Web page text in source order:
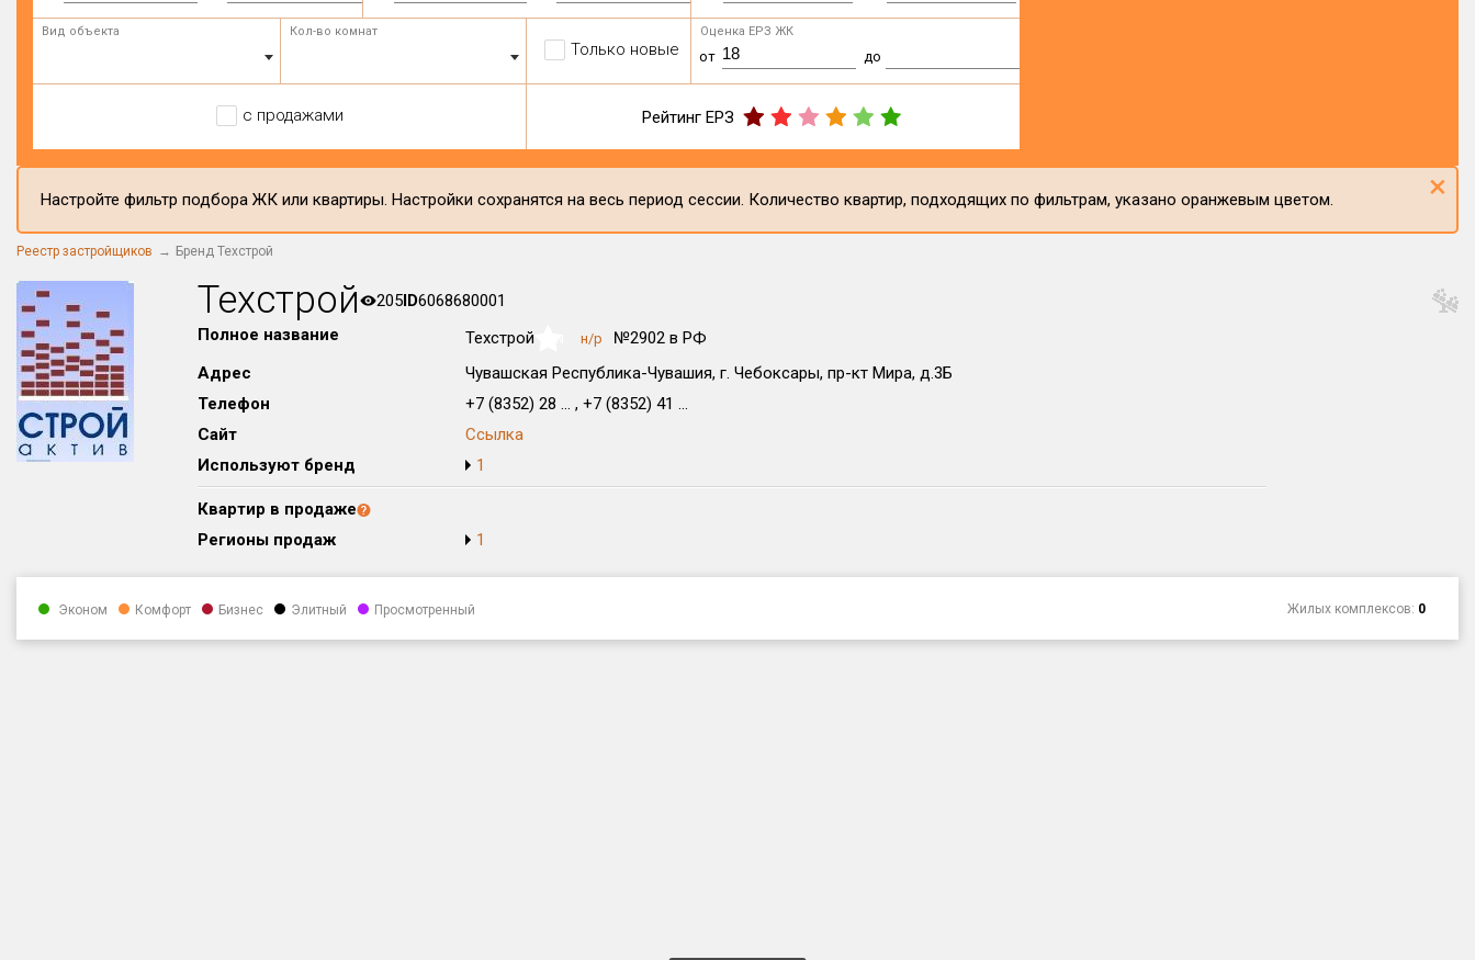
Вид объекта Кол-во комнат
Только новые
Оценка ЕРЗ ЖК
от до
с продажами Рейтинг ЕРЗ
Настройте фильтр подбора ЖК или квартиры. Настройки сохранятся на весь период сессии. Количество квартир, подходящих по фильтрам, указано оранжевым цветом. ×
Реестр застройщиков Бренд Техстрой
Техстрой 205ID6068680001
Полное название
Техстрой н/р
№2902 в РФ
Адрес
Чувашская Республика-Чувашия, г. Чебоксары, пр-кт Мира, д.3Б
Телефон
+7 (8352) 28 ... , +7 (8352) 41 ...
Сайт
Ссылка
Используют бренд
1
Квартир в продаже
Регионы продаж
1
Эконом Комфорт Бизнес Элитный Просмотренный Жилых комплексов: 0